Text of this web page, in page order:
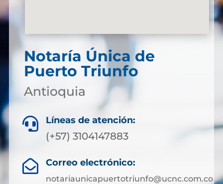
Notaría Única de
Puerto Triunfo
Antioquia
 Líneas de atención:
(+57) 3104147883
 Correo electrónico:
notariaunicapuertotriunfo@ucnc.com.co